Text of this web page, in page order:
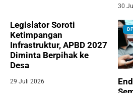
30
Legislator Soroti
Ketimpangan
Infrastruktur, APBD 2027
Diminta Berpihak ke
Desa
29 Juli 2026